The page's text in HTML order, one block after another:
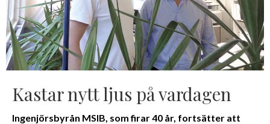
Kastar nytt ljus på vardagen
Ingenjörsbyrån MSIB, som firar 40 år, fortsätter att